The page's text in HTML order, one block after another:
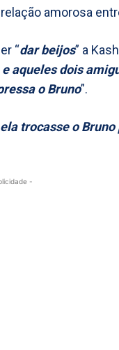
amorosa
“dar beijos” a
aqueles dois
o Bruno”.
trocasse o
-